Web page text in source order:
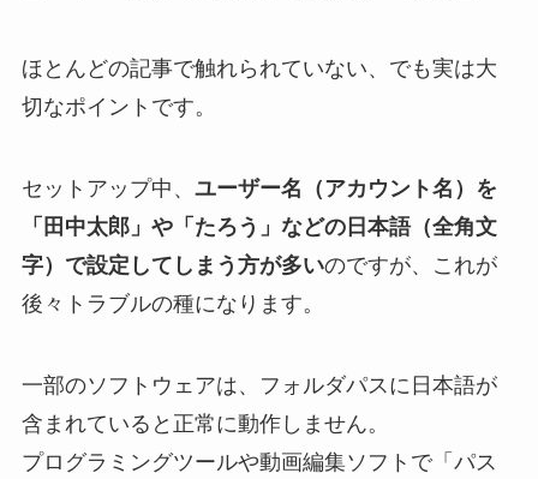
ほとんどの記事で触れられていない、でも実は大
切なポイントです。
セットアップ中、 ユーザー名（アカウント名）を
「田中太郎」や「たろう」などの日本語（全角文
字）で設定してしまう方が多いのですが、これが
後々トラブルの種になります。
一部のソフトウェアは、フォルダパスに日本語が
含まれていると正常に動作しません。
プログラミングツールや動画編集ソフトで「パス